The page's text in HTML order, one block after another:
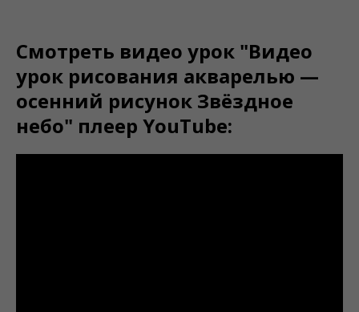
Смотреть видео урок "Видео
урок рисования акварелью —
осенний рисунок Звёздное
небо" плеер YouTube: